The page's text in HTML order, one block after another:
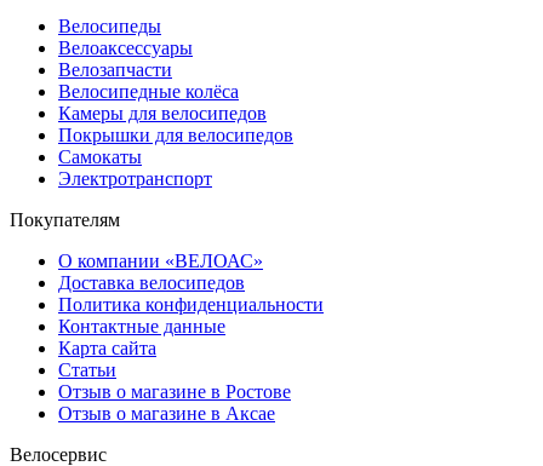
Велосипеды
Велоаксессуары
Велозапчасти
Велосипедные колёса
Камеры для велосипедов
Покрышки для велосипедов
Самокаты
Электротранспорт
Покупателям
О компании «ВЕЛОАС»
Доставка велосипедов
Политика конфиденциальности
Контактные данные
Карта сайта
Статьи
Отзыв о магазине в Ростове
Отзыв о магазине в Аксае
Велосервис